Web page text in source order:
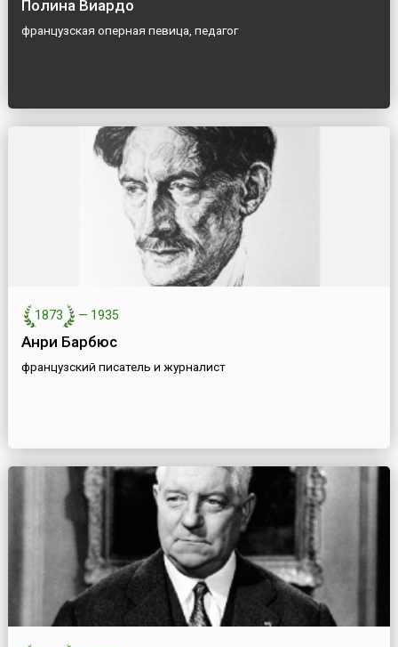
Полина Виардо
французская оперная певица, педагог
1873 — 1935
Анри Барбюс
французский писатель и журналист